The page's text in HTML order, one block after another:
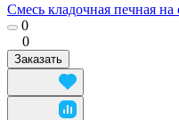
Смесь кладочная печная
0
0
Заказать